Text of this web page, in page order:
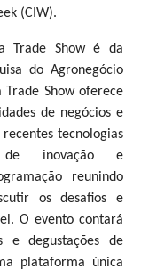
(CIW).
Trade Show é da
do Agronegócio
Trade Show oferece
de negócios e
tecnologias
de inovação e
reunindo
os desafios e
O evento contará
e degustações de
plataforma única